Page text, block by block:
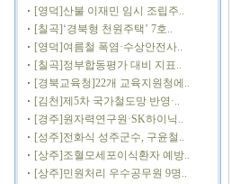
[영덕]산불 이재민 임시 조립주..
[칠곡]‘경북형 천원주택’ 7호..
[영덕]여름철 폭염·수상안전사..
[칠곡]정부합동평가 대비 지표..
[경북교육청]22개 교육지원청에..
[김천]제5차 국가철도망 반영·..
[경주]원자력연구원·SK하이닉..
[성주]전화식 성주군수, 구윤철..
[상주]조혈모세포이식환자 예방..
[상주]민원처리 우수공무원 9명..